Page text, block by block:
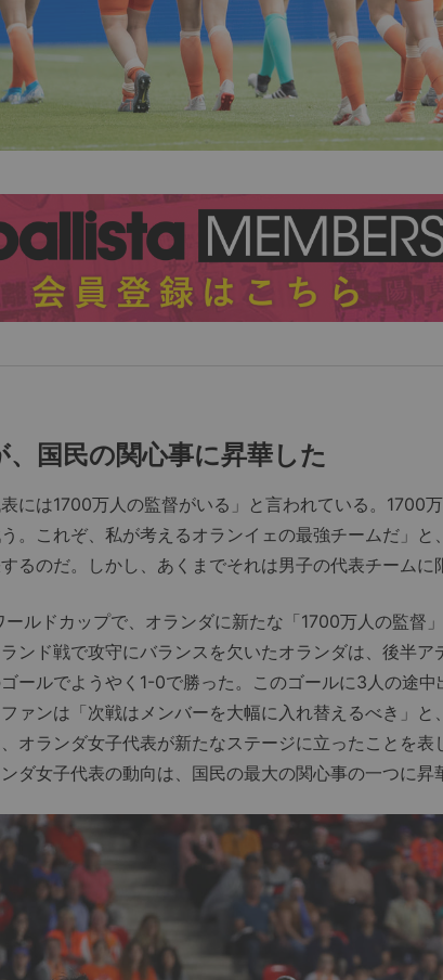
、国民の関心事に昇華した
には1700万人の監督がいる」と言われている。1700
。これぞ、私が考えるオランイェの最強チームだ」と
るのだ。しかし、あくまでそれは男子の代表チームに
ルドカップで、オランダに新たな「1700万人の監督
ンド戦で攻守にバランスを欠いたオランダは、後半ア
ールでようやく1-0で勝った。このゴールに3人の途
ァンは「次戦はメンバーを大幅に入れ替えるべき」と
オランダ女子代表が新たなステージに立ったことを表
ダ女子代表の動向は、国民の最大の関心事の一つに昇